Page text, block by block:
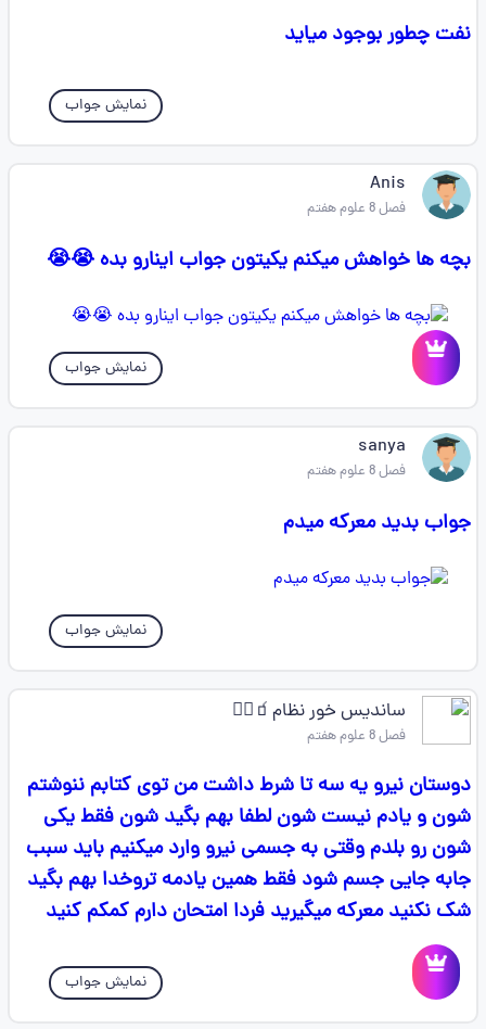
نفت چطور بوجود میاید
نمایش جواب
Anis
فصل 8 علوم هفتم
بچه ها خواهش میکنم یکیتون جواب اینارو بده 😭😭
نمایش جواب
sanya
فصل 8 علوم هفتم
جواب بدید معرکه میدم
نمایش جواب
ساندیس خور نظام🧃✌🏻
فصل 8 علوم هفتم
دوستان نیرو یه سه تا شرط داشت من توی کتابم ننوشتم
شون و یادم نیست شون لطفا بهم بگید شون فقط یکی
شون رو بلدم وقتی به جسمی نیرو وارد میکنیم باید سبب
جابه جایی جسم شود فقط همین یادمه تروخدا بهم بگید
شک نکنید معرکه میگیرید فردا امتحان دارم کمکم کنید
نمایش جواب